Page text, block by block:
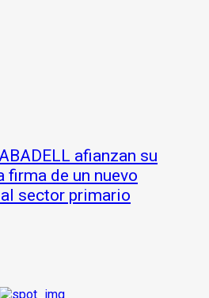
afianzan su
firma de un nuevo
sector primario